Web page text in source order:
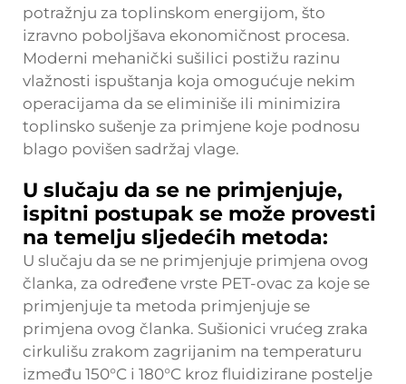
potražnju za toplinskom energijom, što
izravno poboljšava ekonomičnost procesa.
Moderni mehanički sušilici postižu razinu
vlažnosti ispuštanja koja omogućuje nekim
operacijama da se eliminiše ili minimizira
toplinsko sušenje za primjene koje podnosu
blago povišen sadržaj vlage.
U slučaju da se ne primjenjuje,
ispitni postupak se može provesti
na temelju sljedećih metoda:
U slučaju da se ne primjenjuje primjena ovog
članka, za određene vrste PET-ovac za koje se
primjenjuje ta metoda primjenjuje se
primjena ovog članka. Sušionici vrućeg zraka
cirkulišu zrakom zagrijanim na temperaturu
između 150°C i 180°C kroz fluidizirane postelje